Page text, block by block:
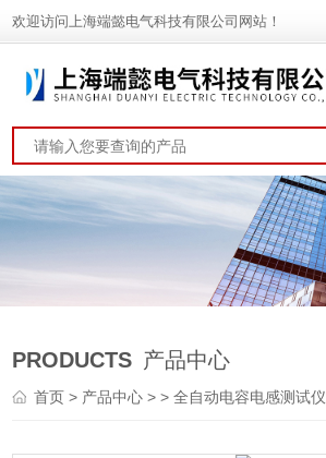
欢迎访问上海端懿电气科技有限公司网站！
PRODUCTS 产品中心
首页> 产品中心 > >全自动电容电感测试仪